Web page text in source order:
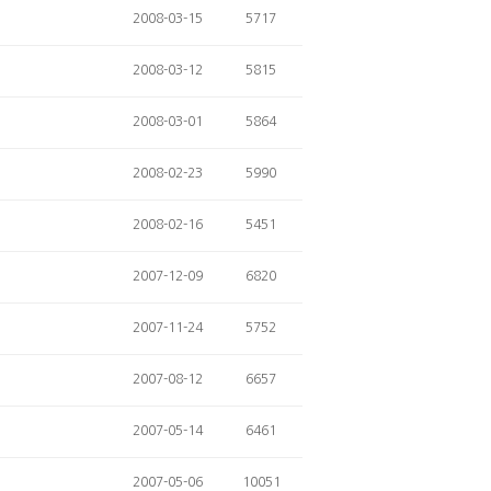
2008-03-15 5717
2008-03-12 5815
2008-03-01 5864
2008-02-23 5990
2008-02-16 5451
2007-12-09 6820
2007-11-24 5752
2007-08-12 6657
2007-05-14 6461
2007-05-06 10051